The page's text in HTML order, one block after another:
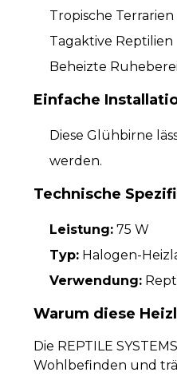
Tropische Terrarien
Tagaktive Reptilien
Beheizte
Einfache
Diese Glühbirne
werden.
Technische
Leistung: 75 W
Typ: Halogen-
Verwendung:
Warum diese
Die REPTILE
Wohlbefinden und